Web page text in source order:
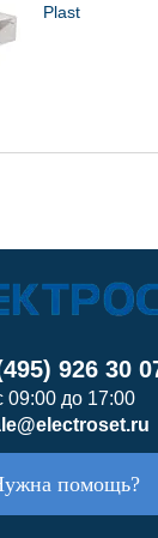
Plast
926 30
09:00 до 17:00
помощь?